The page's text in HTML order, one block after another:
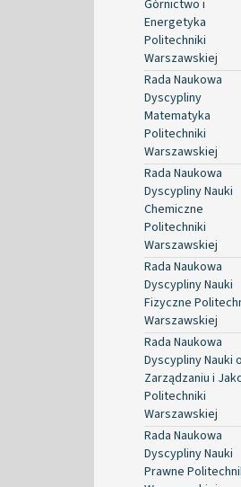
Górnictwo i
Energetyka
Politechniki
Warszawskiej
Rada Naukowa
Dyscypliny
Matematyka
Politechniki
Warszawskiej
Rada Naukowa
Dyscypliny Nauki
Chemiczne
Politechniki
Warszawskiej
Rada Naukowa
Dyscypliny Nauki
Fizyczne
Warszawskiej
Rada Naukowa
Dyscypliny Nauki o
Zarządzaniu i
Politechniki
Warszawskiej
Rada Naukowa
Dyscypliny Nauki
Prawne